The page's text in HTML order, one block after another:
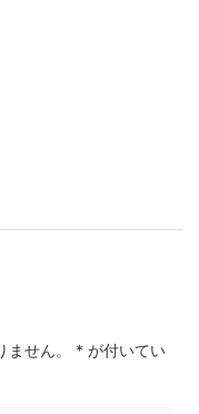
せん。 * が付いてい